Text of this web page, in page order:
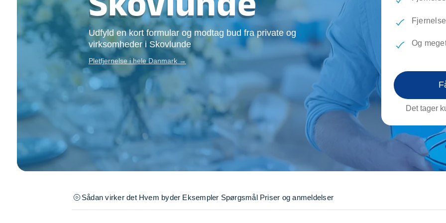
Opsætning af skillevæg
Tømrer
Træfældning
Tunge løft
TV installation og opsætning
Underholdning
Vinduespudsning VVS
Se alle...
Udfyld en kort formular og modtag bud fra private og
virksomheder i Skovlunde
Pletfjernelse i hele Danmark →
Og
Det tager
Sådan virker det Hvem byder Eksempler Spørgsmål Priser og anmeldelser